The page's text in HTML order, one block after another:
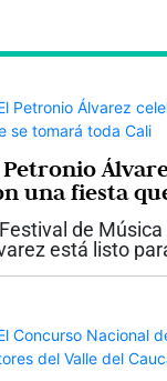
Petronio
una fiesta
de
está listo
de historia